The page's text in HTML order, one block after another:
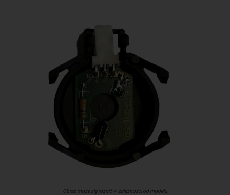
Obraz może się różnić w zależności od modelu